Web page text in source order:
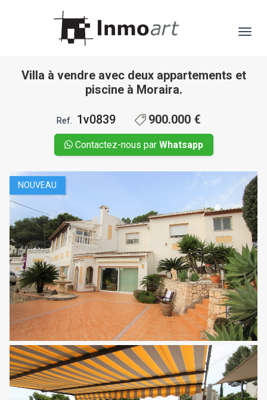
Villa à vendre avec deux appartements et
piscine à Moraira.
Ref. 1v0839 900.000 €
Contactez-nous par Whatsapp
NOUVEAU